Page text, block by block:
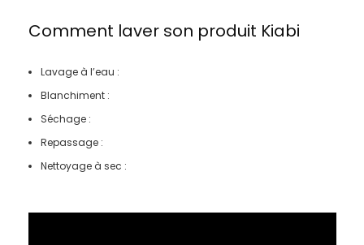
Comment laver son produit Kiabi
Lavage à l’eau :
Blanchiment :
Séchage :
Repassage :
Nettoyage à sec :